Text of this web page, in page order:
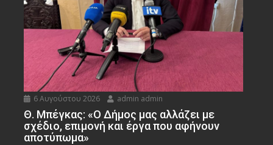
6 Αυγούστου 2026 admin admin
Θ. Μπέγκας: «Ο Δήμος μας αλλάζει με
σχέδιο, επιμονή και έργα που αφήνουν
αποτύπωμα»